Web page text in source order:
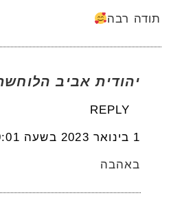
תודה רבה
יהודית אביב
REPLY
1 בינואר 2023 בשעה 9:01
באהבה